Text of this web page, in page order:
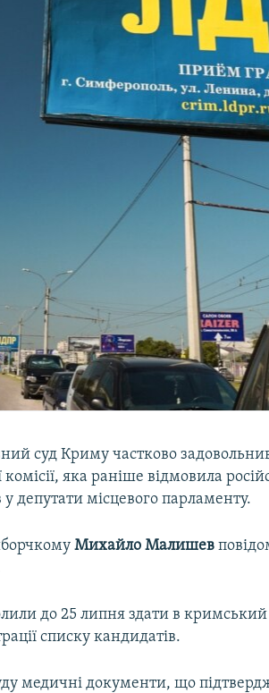
суд Криму частково
яка раніше відмовила
у депутати місцевого парламенту.
Михайло Малишев
до 25 липня здати в
списку кандидатів.
медичні документи, що